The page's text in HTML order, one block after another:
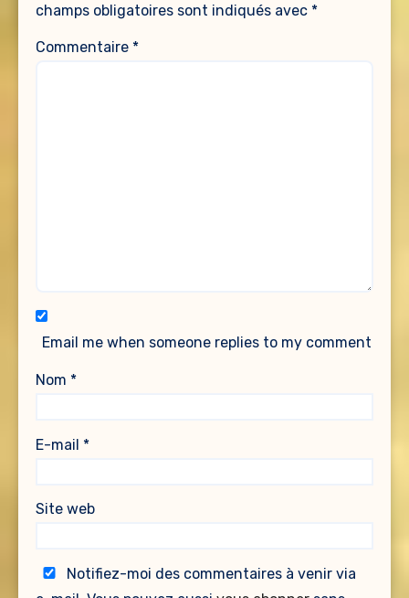
champs obligatoires sont indiqués avec *
Commentaire *
Email me when someone replies to my comment
Nom *
E-mail *
Site web
Notifiez-moi des commentaires à venir via